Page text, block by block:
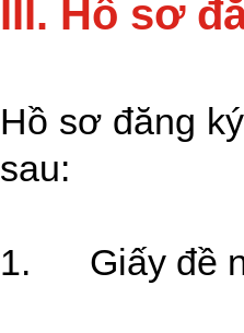
III. Hồ sơ
Hồ sơ đăng
sau:
1. Giấy đề